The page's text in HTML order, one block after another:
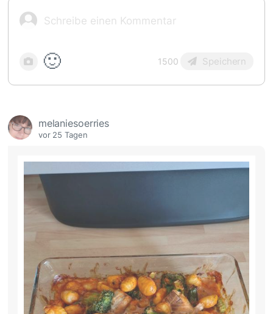
🙂 1500 Speichern
melaniesoerries
vor 25 Tagen